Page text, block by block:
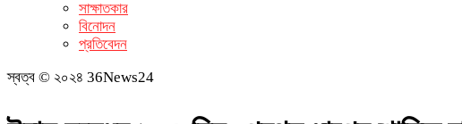
সাক্ষাতকার
বিনোদন
প্রতিবেদন
স্বত্ব © ২০২৪ 36News24